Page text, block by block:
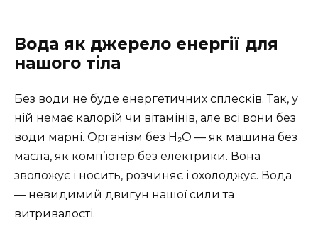
Вода як джерело енергії для
нашого тіла
Без води не буде енергетичних сплесків. Так, у
ній немає калорій чи вітамінів, але всі вони без
води марні. Організм без H₂O — як машина без
масла, як комп’ютер без електрики. Вона
зволожує і носить, розчиняє і охолоджує. Вода
— невидимий двигун нашої сили та
витривалості.